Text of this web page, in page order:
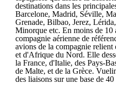
destinations dans les
Barcelone, Madrid, Séville,
Grenade, Bilbao, Jerez,
Minorque etc. En moins de 10
compagnie aérienne de
avions de la compagnie
et d'Afrique du Nord. Elle
la France, d'Italie, des Pays-
de Malte, et de la Grèce.
des liaisons sur une base de